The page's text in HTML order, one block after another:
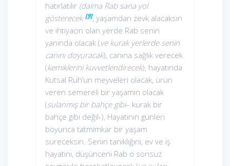
hatırlatılır (daima Rab sana yol
gösterecek [9], yaşamdan zevk alacaksın
ve ihtiyacın olan yerde Rab senin
yanında olacak (ve kurak yerlerde senin
canını doyuracak), canına sağlık verecek
(kemiklerini kuvvetlendirecek), hayatında
Kutsal Ruh’un meyveleri olacak, ürün
veren semereli bir yaşamın olacak
(sulanmış bir bahçe gibi– kurak bir
bahçe gibi değil-), Hayatının günleri
boyunca tatmimkar bir yaşam
süreceksin. Senin tanıklığını, ev ve iş
hayatını, düşünceni Rab o sonsuz